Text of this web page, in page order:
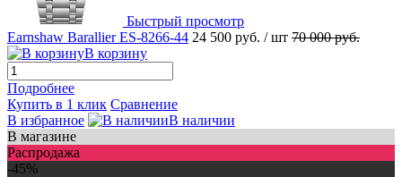
Быстрый просмотр
Earnshaw Barallier ES-8266-44 24 500 руб. / шт 70 000 руб.
В корзину
Подробнее
Купить в 1 клик Сравнение
В избранное
В наличии
В магазине
Распродажа
-45%